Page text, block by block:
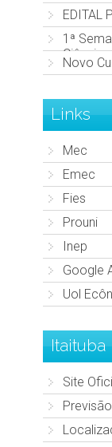
EDITAL
1ª
Novo
Links
Mec
Emec
Fies
Prouni
Inep
Google
Uol
Itaituba
Site